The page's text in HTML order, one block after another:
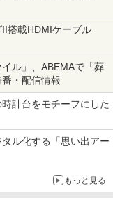
搭載HDMIケーブル
ル」、ABEMAで「葬
・配信情報
計台をモチーフにした
ル化する「思い出アー
もっと見る